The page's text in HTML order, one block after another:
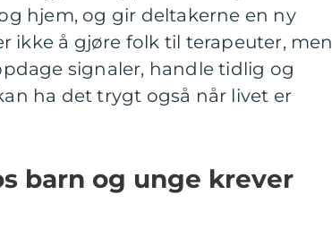
hjem, og gir deltakerne en ny
ikke å gjøre folk til terapeuter, men
signaler, handle tidlig og
ha det trygt også når livet er
barn og unge krever